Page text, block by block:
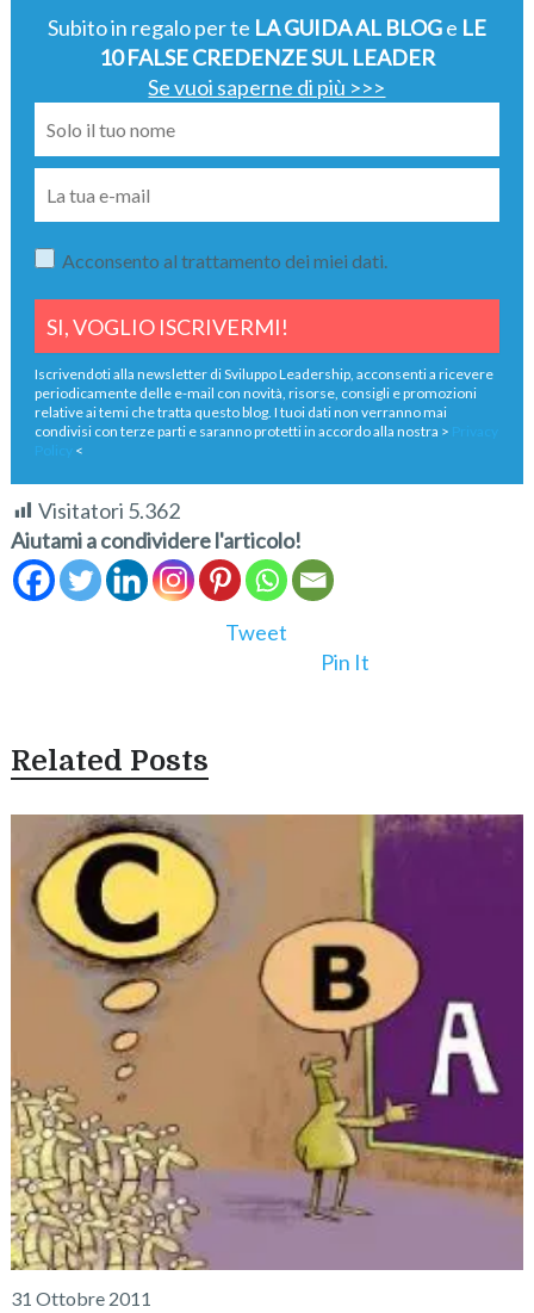
Subito in regalo per te LA GUIDA AL BLOGe LE
10 FALSE CREDENZE SUL LEADER
Se vuoi saperne di più >>>
Acconsento al trattamento dei miei dati.
Iscrivendoti alla newsletter di Sviluppo Leadership, acconsenti a ricevere
periodicamente delle e-mail con novità, risorse, consigli e promozioni
relative ai temi che tratta questo blog. I tuoi dati non verranno mai
condivisi con terze parti e saranno protetti in accordo alla nostra > Privacy
Policy
<
Visitatori 5.362
Aiutami a condividere l'articolo!
Tweet
Pin It
Related Posts
31 Ottobre 2011